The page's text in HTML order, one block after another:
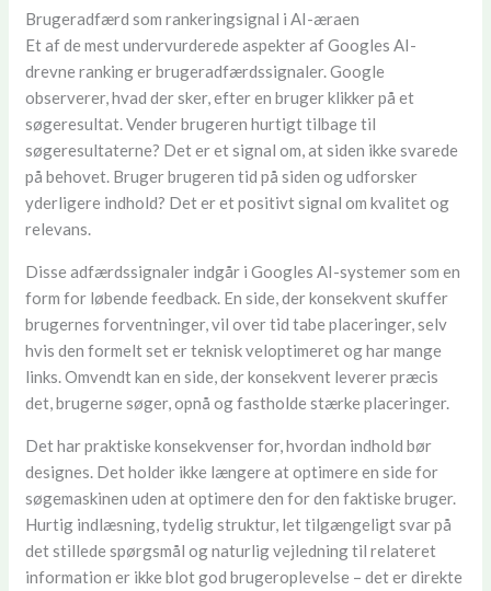
Brugeradfærd som rankeringsignal i AI-æraen
Et af de mest undervurderede aspekter af Googles AI-
drevne ranking er brugeradfærdssignaler. Google
observerer, hvad der sker, efter en bruger klikker på et
søgeresultat. Vender brugeren hurtigt tilbage til
søgeresultaterne? Det er et signal om, at siden ikke svarede
på behovet. Bruger brugeren tid på siden og udforsker
yderligere indhold? Det er et positivt signal om kvalitet og
relevans.
Disse adfærdssignaler indgår i Googles AI-systemer som en
form for løbende feedback. En side, der konsekvent skuffer
brugernes forventninger, vil over tid tabe placeringer, selv
hvis den formelt set er teknisk veloptimeret og har mange
links. Omvendt kan en side, der konsekvent leverer præcis
det, brugerne søger, opnå og fastholde stærke placeringer.
Det har praktiske konsekvenser for, hvordan indhold bør
designes. Det holder ikke længere at optimere en side for
søgemaskinen uden at optimere den for den faktiske bruger.
Hurtig indlæsning, tydelig struktur, let tilgængeligt svar på
det stillede spørgsmål og naturlig vejledning til relateret
information er ikke blot god brugeroplevelse – det er direkte